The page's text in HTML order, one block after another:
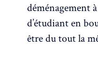
déménagement
d’étudiant en
être du tout la